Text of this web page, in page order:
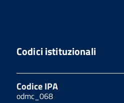
Codici istituzionali
Codice IPA
odmc_068